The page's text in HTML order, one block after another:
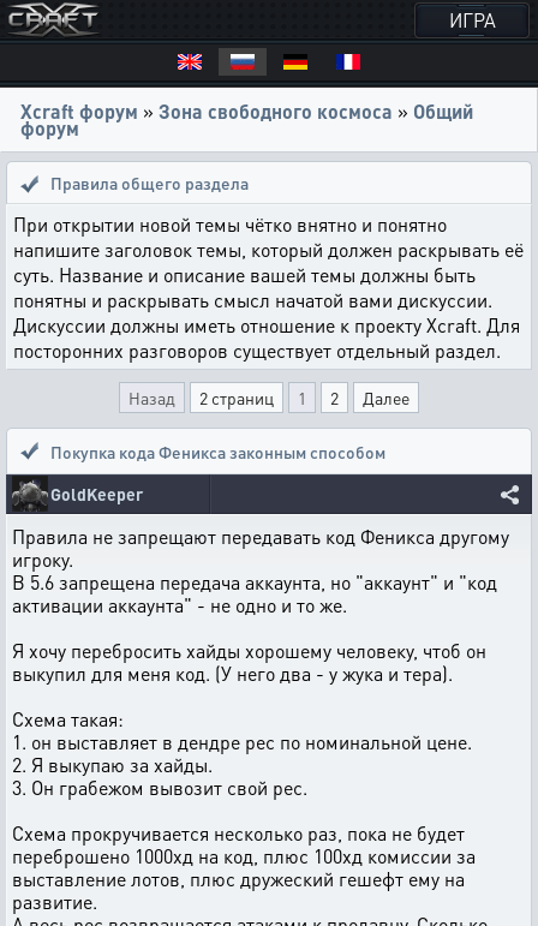
ИГРА
Xcraft форум » Зона свободного космоса » Общий
форум
Правила общего раздела
При открытии новой темы чётко внятно и понятно
напишите заголовок темы, который должен раскрывать её
суть. Название и описание вашей темы должны быть
понятны и раскрывать смысл начатой вами дискуссии.
Дискуссии должны иметь отношение к проекту Xcraft. Для
посторонних разговоров существует отдельный раздел.
Назад 2 страниц 1 2 Далее
Покупка кода Феникса законным способом
GoldKeeper
Правила не запрещают передавать код Феникса другому
игроку.
В 5.6 запрещена передача аккаунта, но "аккаунт" и "код
активации аккаунта" - не одно и то же.
Я хочу перебросить хайды хорошему человеку, чтоб он
выкупил для меня код. (У него два - у жука и тера).
Схема такая:
1. он выставляет в дендре рес по номинальной цене.
2. Я выкупаю за хайды.
3. Он грабежом вывозит свой рес.
Схема прокручивается несколько раз, пока не будет
переброшено 1000хд на код, плюс 100хд комиссии за
выставление лотов, плюс дружеский гешефт ему на
развитие.